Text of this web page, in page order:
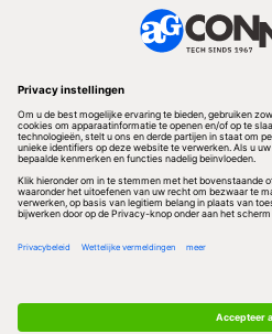
Volg ons
Redactionele partner
Algemene Voorwaarden & Copyrights